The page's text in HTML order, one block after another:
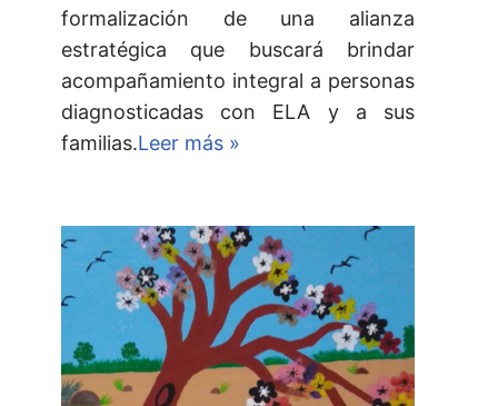
formalización de una alianza
estratégica que buscará brindar
acompañamiento integral a personas
diagnosticadas con ELA y a sus
familias.Leer más »